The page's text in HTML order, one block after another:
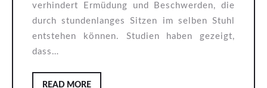
verhindert Ermüdung und Beschwerden, die
durch stundenlanges Sitzen im selben Stuhl
entstehen können. Studien haben gezeigt,
dass…
READ MOREREAD